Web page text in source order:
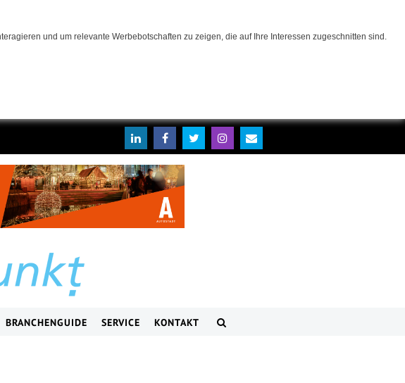
und um relevante Werbebotschaften zu zeigen, die auf Ihre Interessen zugeschnitten sind.
BRANCHENGUIDE SERVICE KONTAKT